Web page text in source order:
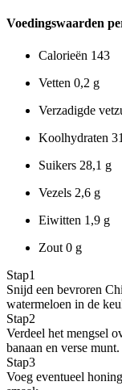
Voedingswaarden
Calorieën 143
Vetten 0,2 g
Verzadigde
Koolhydraten
Suikers 28,1 g
Vezels 2,6 g
Eiwitten 1,9 g
Zout 0 g
Stap1
Snijd een bevroren
watermeloen in de
Stap2
Verdeel het mengsel
banaan en verse munt.
Stap3
Voeg eventueel